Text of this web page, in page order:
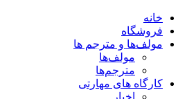
خانه
فروشگاه
مولف‌ها و مترجم ها
مولف‌ها
مترجم‌ها
کارگاه های مهارتی
اخبار